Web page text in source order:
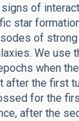
of
star
of
We use
when
after the first
for the
after the